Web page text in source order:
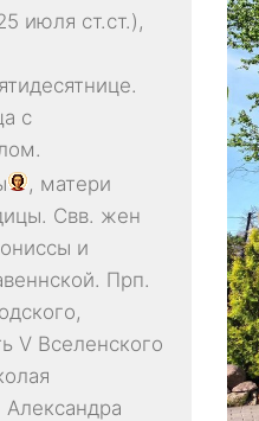
июля ст.ст.),
с
, матери
Свв. жен
и
Прп.
V Вселенского
Александра